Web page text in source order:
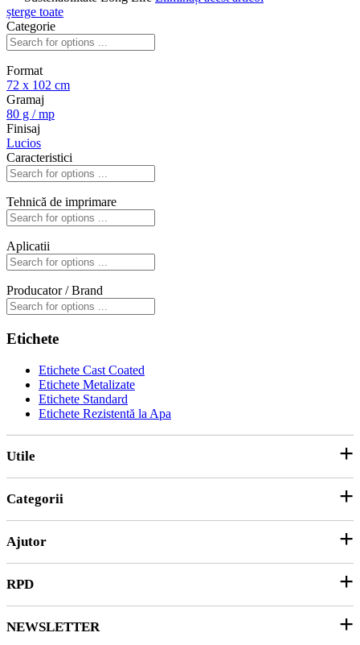
șterge toate
Categorie
Format
72 x 102 cm
Gramaj
80 g / mp
Finisaj
Lucios
Caracteristici
Tehnică de imprimare
Aplicatii
Producator / Brand
Etichete
Etichete Cast Coated
Etichete Metalizate
Etichete Standard
Etichete Rezistentă la Apa
Utile
Parteneri
Categorii
Hârtie și Cartoane
Ambalare
Ajutor
RPD
Despre noi
NEWSLETTER